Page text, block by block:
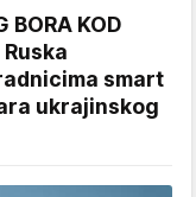
BORA KOD
Ruska
smart
ukrajinskog